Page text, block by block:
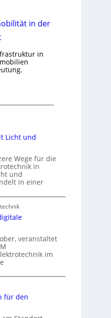
in der
in
Licht und
Wege für die
in
und
in einer
veranstaltet
im
für den